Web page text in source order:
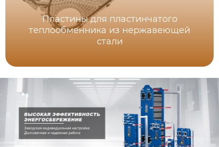
Пластины для пластинчатого
теплообменника из нержавеющей
стали